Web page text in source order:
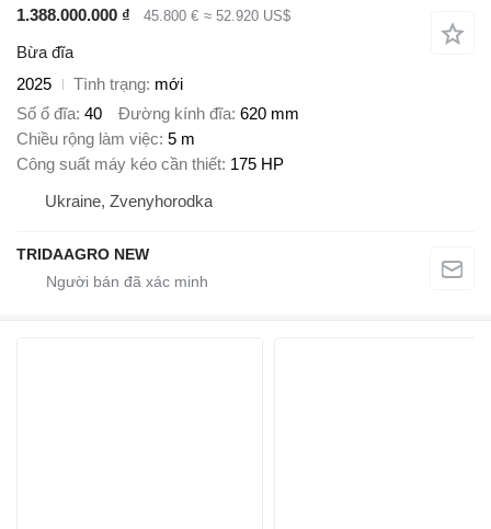
1.388.000.000 ₫
45.800 € ≈ 52.920 US$
Bừa đĩa
2025
Tình trạng mới
Số ổ đĩa 40 Đường kính đĩa 620 mm
Chiều rộng làm việc 5 m
Công suất máy kéo cần thiết 175 HP
Ukraine, Zvenyhorodka
TRIDAAGRO NEW